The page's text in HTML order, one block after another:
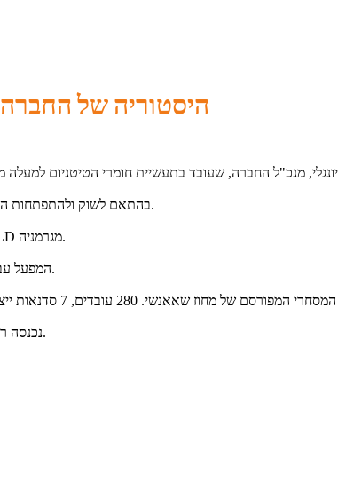
היסטוריה של החברה
בהתאם לשוק ולהתפתחות החברה, הוקם צוות טכני מקצועי למחקר ופיתוח לפיתוח חומרים חדשים יחד עם לקוחות.
עקבו אחר התפתחות השוק והציגו את תנור ההיתוך בוואקום ואת טחנת הגלגול של ALD מגרמניה.
המפעל עבר לכביש פנגהואנג השישי, שם אנו עובדים כעת, עם שטח של 25,000 מטרים רבועים.
נכנסה רשמית לשוק הצבאי והחלל, פתחה שוק חדש לגמרי ושואפת לספק שירותים טובים יותר.